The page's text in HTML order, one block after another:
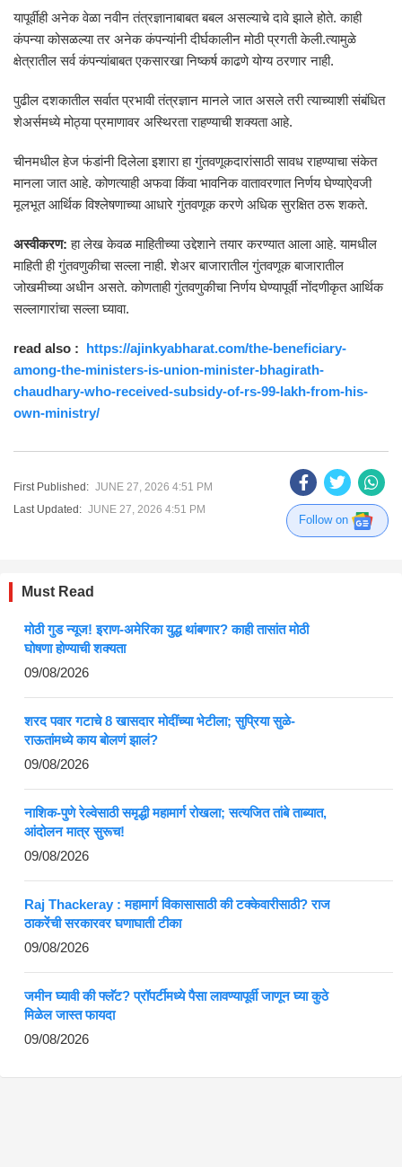
यापूर्वीही अनेक वेळा नवीन तंत्रज्ञानाबाबत बबल असल्याचे दावे झाले होते. काही
कंपन्या कोसळल्या तर अनेक कंपन्यांनी दीर्घकालीन मोठी प्रगती केली.त्यामुळे
क्षेत्रातील सर्व कंपन्यांबाबत एकसारखा निष्कर्ष काढणे योग्य ठरणार नाही.
पुढील दशकातील सर्वात प्रभावी तंत्रज्ञान मानले जात असले तरी त्याच्याशी संबंधित
शेअर्समध्ये मोठ्या प्रमाणावर अस्थिरता राहण्याची शक्यता आहे.
चीनमधील हेज फंडांनी दिलेला इशारा हा गुंतवणूकदारांसाठी सावध राहण्याचा संकेत
मानला जात आहे. कोणत्याही अफवा किंवा भावनिक वातावरणात निर्णय घेण्याऐवजी
मूलभूत आर्थिक विश्लेषणाच्या आधारे गुंतवणूक करणे अधिक सुरक्षित ठरू शकते.
अस्वीकरण: हा लेख केवळ माहितीच्या उद्देशाने तयार करण्यात आला आहे. यामधील
माहिती ही गुंतवणुकीचा सल्ला नाही. शेअर बाजारातील गुंतवणूक बाजारातील
जोखमीच्या अधीन असते. कोणताही गुंतवणुकीचा निर्णय घेण्यापूर्वी नोंदणीकृत आर्थिक
सल्लागारांचा सल्ला घ्यावा.
read also : https://ajinkyabharat.com/the-beneficiary-
among-the-ministers-is-union-minister-bhagirath-
chaudhary-who-received-subsidy-of-rs-99-lakh-from-his-
own-ministry/
First Published: JUNE 27, 2026 4:51 PM
Last Updated: JUNE 27, 2026 4:51 PM
Follow on
Must Read
मोठी गुड न्यूज! इराण-अमेरिका युद्ध थांबणार? काही तासांत मोठी
घोषणा होण्याची शक्यता
09/08/2026
शरद पवार गटाचे 8 खासदार मोदींच्या भेटीला; सुप्रिया सुळे-
राऊतांमध्ये काय बोलणं झालं?
09/08/2026
नाशिक-पुणे रेल्वेसाठी समृद्धी महामार्ग रोखला; सत्यजित तांबे ताब्यात,
आंदोलन मात्र सुरूच!
09/08/2026
Raj Thackeray : महामार्ग विकासासाठी की टक्केवारीसाठी? राज
ठाकरेंची सरकारवर घणाघाती टीका
09/08/2026
जमीन घ्यावी की फ्लॅट? प्रॉपर्टीमध्ये पैसा लावण्यापूर्वी जाणून घ्या कुठे
मिळेल जास्त फायदा
09/08/2026